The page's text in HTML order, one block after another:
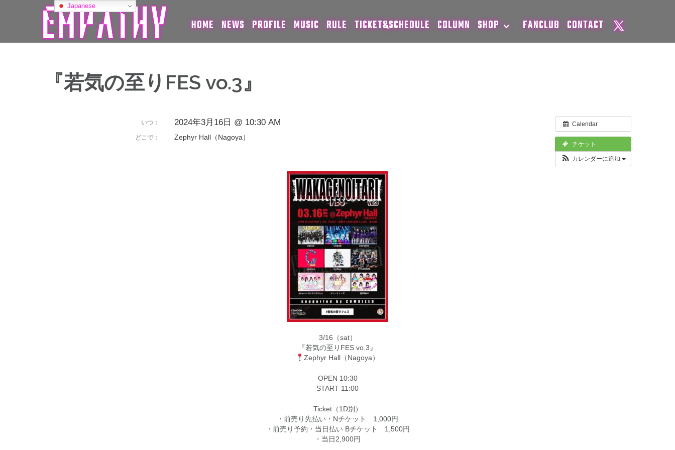
ツ
HOME NEWS PROFILE MUSIC RULE TICKET&SCHEDULE COLUMN SHOP FANCLUB CONTACT
『若気の至りFES vo.3』
Calendar
チケット
カレンダーに追加
いつ： 2024年3月16日 @ 10:30 AM
どこで： Zephyr Hall（Nagoya）
3/16（sat）
『若気の至りFES vo.3』
Zephyr Hall（Nagoya）
OPEN 10:30
START 11:00
Ticket（1D別）
・前売り先払い・Nチケット 1,000円
・前売り予約・当日払い Bチケット 1,500円
・当日2,900円
Japanese